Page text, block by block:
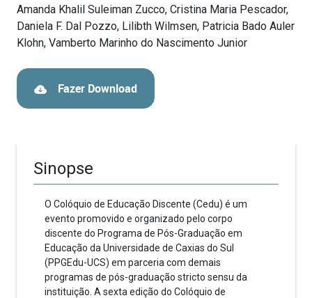
Amanda Khalil Suleiman Zucco, Cristina Maria Pescador,
Daniela F. Dal Pozzo, Lilibth Wilmsen, Patricia Bado Auler
Klohn, Vamberto Marinho do Nascimento Junior
Fazer Download
Sinopse
O Colóquio de Educação Discente (Cedu) é um
evento promovido e organizado pelo corpo
discente do Programa de Pós-Graduação em
Educação da Universidade de Caxias do Sul
(PPGEdu-UCS) em parceria com demais
programas de pós-graduação stricto sensu da
instituição. A sexta edição do Colóquio de